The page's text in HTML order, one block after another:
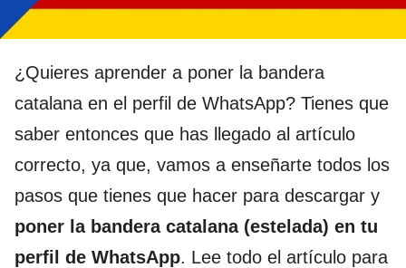
¿Quieres aprender a poner la bandera
catalana en el perfil de WhatsApp? Tienes que
saber entonces que has llegado al artículo
correcto, ya que, vamos a enseñarte todos los
pasos que tienes que hacer para descargar y
poner la bandera catalana (estelada) en tu
perfil de WhatsApp. Lee todo el artículo para